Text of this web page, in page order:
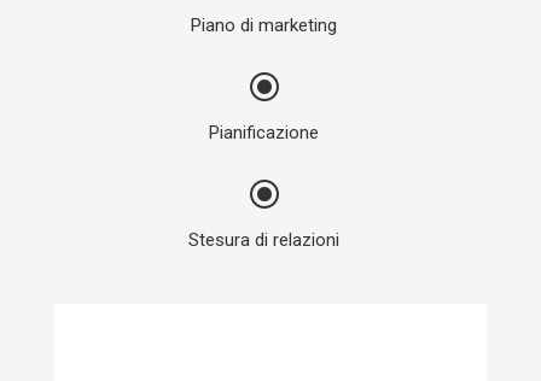
Piano di marketing
\
Pianificazione
\
Stesura di relazioni